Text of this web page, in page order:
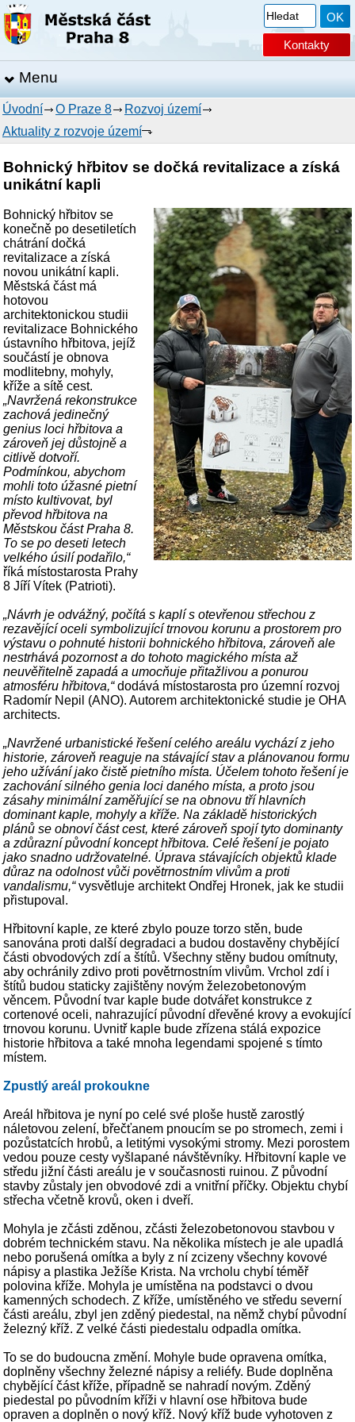
Kontakty
Menu
Úvodní O Praze 8
Rozvoj území
Aktuality z rozvoje území
Bohnický hřbitov se dočká revitalizace a získá
unikátní kapli
Bohnický hřbitov se
konečně po desetiletích
chátrání dočká
revitalizace a získá
novou unikátní kapli.
Městská část má
hotovou
architektonickou studii
revitalizace Bohnického
ústavního hřbitova, jejíž
součástí je obnova
modlitebny, mohyly,
kříže a sítě cest.
„Navržená rekonstrukce
zachová jedinečný
genius loci hřbitova a
zároveň jej důstojně a
citlivě dotvoří.
Podmínkou, abychom
mohli toto úžasné pietní
místo kultivovat, byl
převod hřbitova na
Městskou část Praha 8.
To se po deseti letech
velkého úsilí podařilo,“
říká místostarosta Prahy
8 Jíří Vítek (Patrioti).
„Návrh je odvážný, počítá s kaplí s otevřenou střechou z
rezavějící oceli symbolizující trnovou korunu a prostorem pro
výstavu o pohnuté historii bohnického hřbitova, zároveň ale
nestrhává pozornost a do tohoto magického místa až
neuvěřitelně zapadá a umocňuje přitažlivou a ponurou
atmosféru hřbitova,“dodává místostarosta pro územní rozvoj
Radomír Nepil (ANO). Autorem architektonické studie je OHA
architects.
„Navržené urbanistické řešení celého areálu vychází z jeho
historie, zároveň reaguje na stávající stav a plánovanou formu
jeho užívání jako čistě pietního místa. Účelem tohoto řešení je
zachování silného genia loci daného místa, a proto jsou
zásahy minimální zaměřující se na obnovu tří hlavních
dominant kaple, mohyly a kříže. Na základě historických
plánů se obnoví část cest, které zároveň spojí tyto dominanty
a zdůrazní původní koncept hřbitova. Celé řešení je pojato
jako snadno udržovatelné. Úprava stávajících objektů klade
důraz na odolnost vůči povětrnostním vlivům a proti
vandalismu,“vysvětluje architekt Ondřej Hronek, jak ke studii
přistupoval.
Hřbitovní kaple, ze které zbylo pouze torzo stěn, bude
sanována proti další degradaci a budou dostavěny chybějící
části obvodových zdí a štítů. Všechny stěny budou omítnuty,
aby ochránily zdivo proti povětrnostním vlivům. Vrchol zdí i
štítů budou staticky zajištěny novým železobetonovým
věncem. Původní tvar kaple bude dotvářet konstrukce z
cortenové oceli, nahrazující původní dřevěné krovy a evokující
trnovou korunu. Uvnitř kaple bude zřízena stálá expozice
historie hřbitova a také mnoha legendami spojené s tímto
místem.
Zpustlý areál prokoukne
Areál hřbitova je nyní po celé své ploše hustě zarostlý
náletovou zelení, břečťanem pnoucím se po stromech, zemi i
pozůstatcích hrobů, a letitými vysokými stromy. Mezi porostem
vedou pouze cesty vyšlapané návštěvníky. Hřbitovní kaple ve
středu jižní části areálu je v současnosti ruinou. Z původní
stavby zůstaly jen obvodové zdi a vnitřní příčky. Objektu chybí
střecha včetně krovů, oken i dveří.
Mohyla je zčásti zděnou, zčásti železobetonovou stavbou v
dobrém technickém stavu. Na několika místech je ale upadlá
nebo porušená omítka a byly z ní zcizeny všechny kovové
nápisy a plastika Ježíše Krista. Na vrcholu chybí téměř
polovina kříže. Mohyla je umístěna na podstavci o dvou
kamenných schodech. Z kříže, umístěného ve středu severní
části areálu, zbyl jen zděný piedestal, na němž chybí původní
železný kříž. Z velké části piedestalu odpadla omítka.
To se do budoucna změní. Mohyle bude opravena omítka,
doplněny všechny železné nápisy a reliéfy. Bude doplněna
chybějící část kříže, případně se nahradí novým. Zděný
piedestal po původním kříži v hlavní ose hřbitova bude
opraven a doplněn o nový kříž. Nový kříž bude vyhotoven z